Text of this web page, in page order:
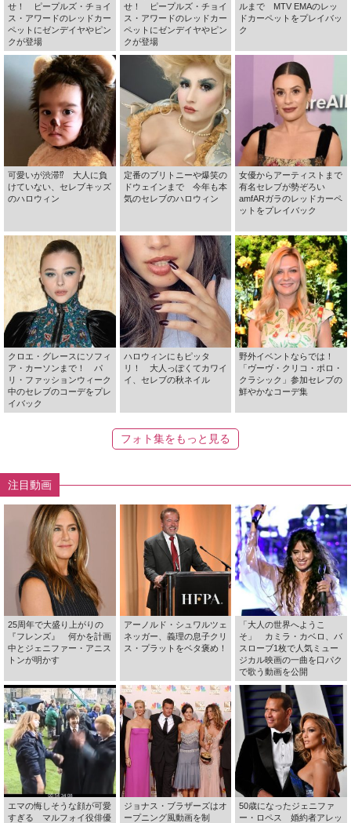
せ！ ピープルズ・チョイ
ス・アワードのレッドカー
ペットにゼンデイヤやピン
クが登場
せ！ ピープルズ・チョイ
ス・アワードのレッドカー
ペットにゼンデイヤやピン
クが登場
ルまで MTV EMAのレッ
ドカーペットをプレイバッ
ク
可愛いが渋滞⁉ 大人に負
けていない、セレブキッズ
のハロウィン
定番のブリトニーや爆笑の
ドウェインまで 今年も本
気のセレブのハロウィン
女優からアーティストまで
有名セレブが勢ぞろい
amfARガラのレッドカーペ
ットをプレイバック
クロエ・グレースにソフィ
ア・カーソンまで！ パ
リ・ファッションウィーク
中のセレブのコーデをプレ
イバック
ハロウィンにもピッタ
リ！ 大人っぽくてカワイ
イ、セレブの秋ネイル
野外イベントならでは！
「ヴーヴ・クリコ・ポロ・
クラシック」参加セレブの
鮮やかなコーデ集
フォト集をもっと見る
注目動画
25周年で大盛り上がりの
『フレンズ』 何かを計画
中とジェニファー・アニス
トンが明かす
アーノルド・シュワルツェ
ネッガー、義理の息子クリ
ス・プラットをベタ褒め！
「大人の世界へようこ
そ」 カミラ・カベロ、バ
スローブ1枚で人気ミュー
ジカル映画の一曲を口パク
で歌う動画を公開
エマの悔しそうな顔が可愛
すぎる マルフォイ役俳優
ジョナス・ブラザーズはオ
ープニング風動画を制
50歳になったジェニファ
ー・ロペス 婚約者アレッ